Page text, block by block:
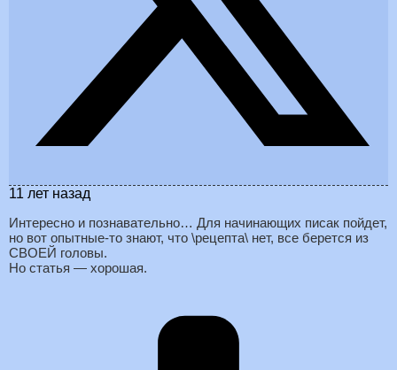
11 лет назад
Интересно и познавательно… Для начинающих писак пойдет,
но вот опытные-то знают, что \рецепта\ нет, все берется из
СВОЕЙ головы.
Но статья — хорошая.